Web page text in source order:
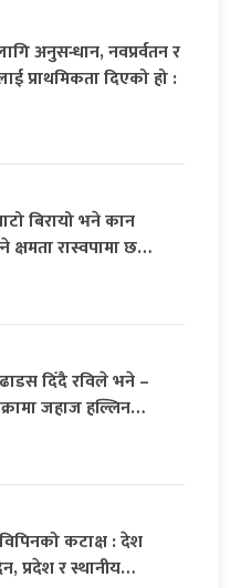
अनुसन्धान, नवप्रर्वतन र
प्राथमिकता दिएको हो :
बिरायो भने कान
क्षमता रास्वपामा छ…
दिँदै रविले भने –
जहाज हल्लिन…
कटाक्ष : देश
प्रदेश र स्थानीय…